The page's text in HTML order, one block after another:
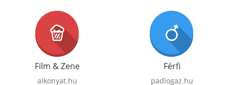
Film & Zene
alkonyat.hu
Férfi
padlogaz.hu